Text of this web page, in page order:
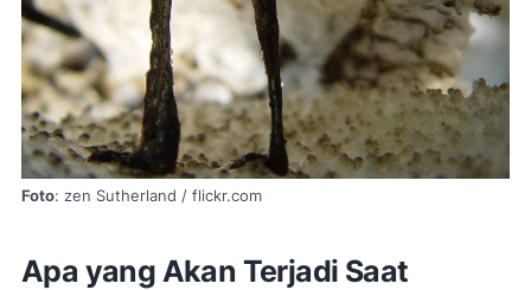
Foto: zen Sutherland / flickr.com
Apa yang Akan Terjadi Saat